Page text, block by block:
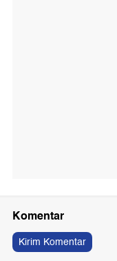
Komentar
Kirim Komentar